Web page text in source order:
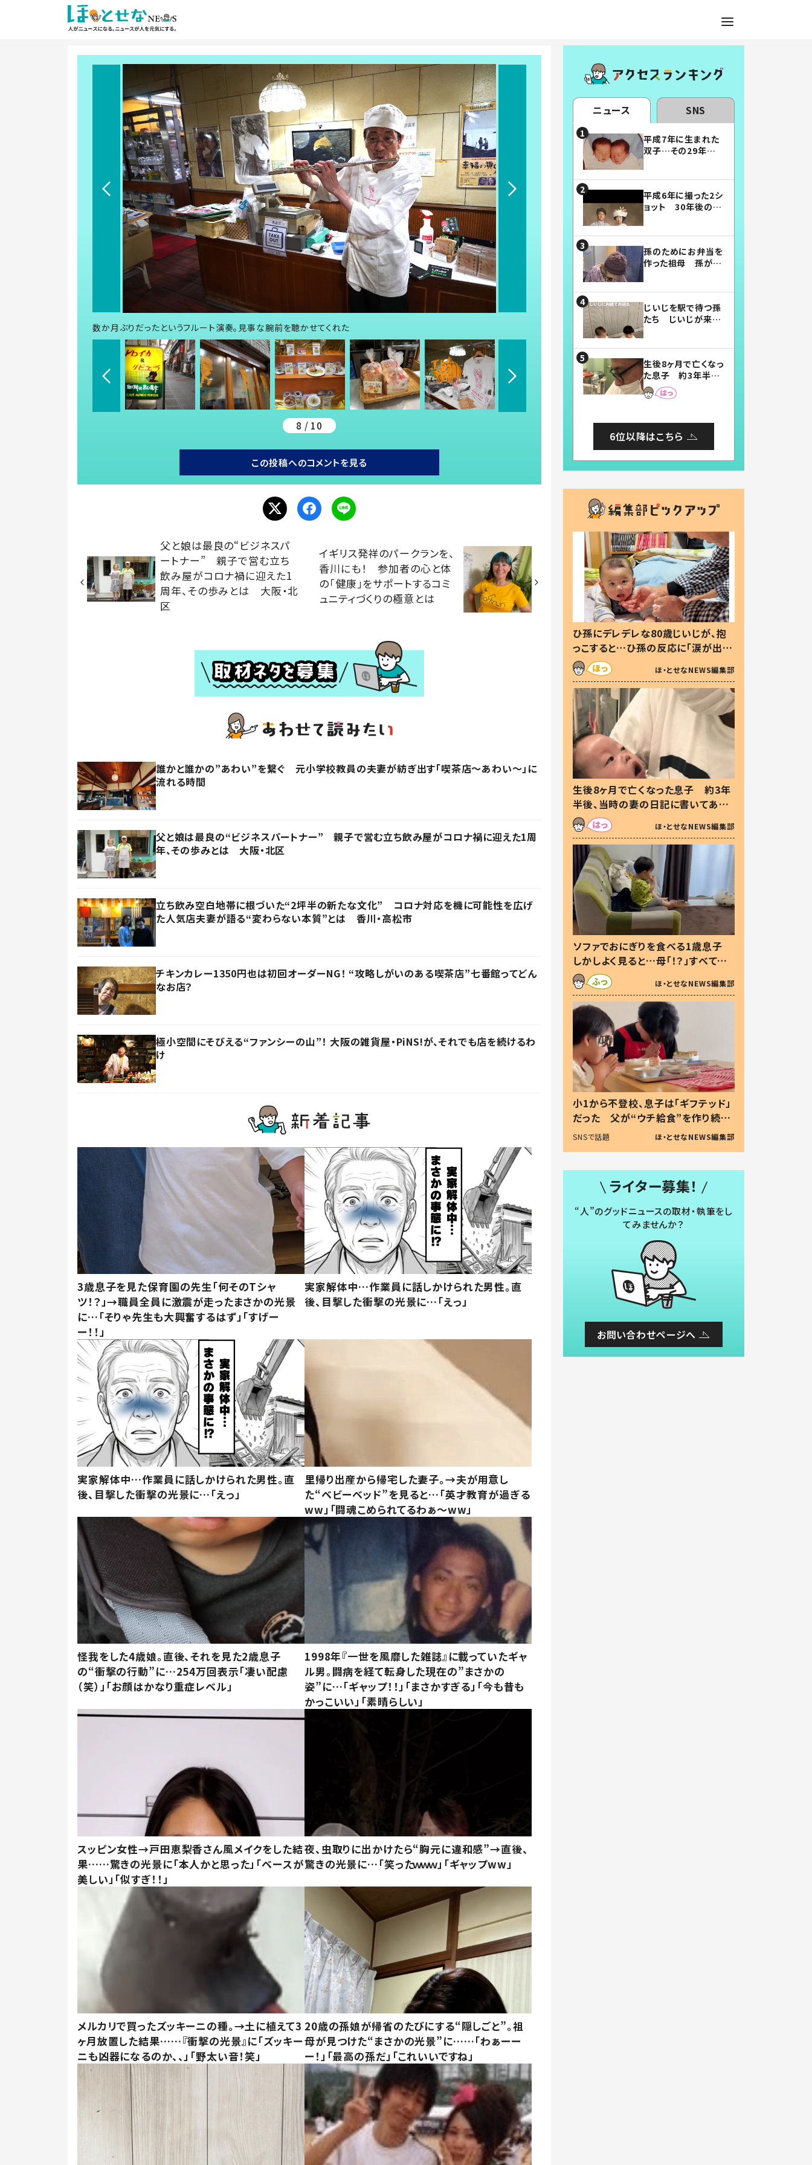
数か月ぶりだったというフルート演奏。見事な腕前を聴かせてくれた
8 / 10
この投稿へのコメントを見る
父と娘は最良の“ビジネスパ
ートナー” 親子で営む立ち
飲み屋がコロナ禍に迎えた1
周年、その歩みとは 大阪・北
区
イギリス発祥のパークランを、
香川にも！ 参加者の心と体
の「健康」をサポートするコミ
ュニティづくりの極意とは
誰かと誰かの”あわい”を繋ぐ 元小学校教員の夫妻が紡ぎ出す「喫茶店～あわい～」に
流れる時間
父と娘は最良の“ビジネスパートナー” 親子で営む立ち飲み屋がコロナ禍に迎えた1周
年、その歩みとは 大阪・北区
立ち飲み空白地帯に根づいた“2坪半の新たな文化” コロナ対応を機に可能性を広げ
た人気店夫妻が語る“変わらない本質”とは 香川・高松市
チキンカレー1350円也は初回オーダーNG！ “攻略しがいのある喫茶店”七番館ってどん
なお店？
極小空間にそびえる“ファンシーの山”！ 大阪の雑貨屋・PiNS!が、それでも店を続けるわ
け
3歳息子を見た保育園の先生「何そのTシャ
ツ！？」→職員全員に激震が走ったまさかの光景
に…「そりゃ先生も大興奮するはず」「すげー
ー！！」
実家解体中…作業員に話しかけられた男性。直
後、目撃した衝撃の光景に…「えっ」
実家解体中…作業員に話しかけられた男性。直
後、目撃した衝撃の光景に…「えっ」
里帰り出産から帰宅した妻子。→夫が用意し
た“ベビーベッド”を見ると…「英才教育が過ぎる
ww」「闘魂こめられてるわぁ～ww」
怪我をした4歳娘。直後、それを見た2歳息子
の“衝撃の行動”に…254万回表示「凄い配慮
（笑）」「お顔はかなり重症レベル」
1998年『一世を風靡した雑誌』に載っていたギャ
ル男。闘病を経て転身した現在の”まさかの
姿”に…「ギャップ！！」「まさかすぎる」「今も昔も
かっこいい」「素晴らしい」
スッピン女性→戸田恵梨香さん風メイクをした結
果……驚きの光景に「本人かと思った」「ベースが
美しい」「似すぎ！！」
夜、虫取りに出かけたら“胸元に違和感”→直後、
驚きの光景に…「笑ったｗｗｗ」「ギャップww」
メルカリで買ったズッキーニの種。→土に植えて3
ヶ月放置した結果……『衝撃の光景』に「ズッキー
ニも凶器になるのか、、」「野太い音！笑」
20歳の孫娘が帰省のたびにする“隠しごと”。祖
母が見つけた“まさかの光景”に……「わぁーー
ー！」「最高の孫だ」「これいいですね」
ニュース SNS
平成7年に生まれた
双子…その29年後
平成6年に撮った2シ
ョット 30年後の姿
孫のためにお弁当を
作った祖母 孫が絶
じいじを駅で待つ孫
たち じいじが来た
まらない」「幸せにな
れる」
生後8ヶ月で亡くなっ
た息子 約3年半
後、当時の妻の日記
に書いてあった本音
6位以降はこちら
ひ孫にデレデレな80歳じいじが、抱
っこすると…ひ孫の反応に「涙が出ま
した」「可愛くて仕方ない」
ほ・とせなNEWS編集部
生後8ヶ月で亡くなった息子 約3年
半後、当時の妻の日記に書いてあっ
た本音とは
ほ・とせなNEWS編集部
ソファでおにぎりを食べる1歳息子
しかしよく見ると…母「！？」すべてを
察した母の投稿に「可愛いから許
す！」「現行犯〜」
ほ・とせなNEWS編集部
小1から不登校、息子は「ギフテッド」
だった 父が“ウチ給食”を作り続け
る理由とは #令和の親 #令和の子
SNSで話題 ほ・とせなNEWS編集部
ライター募集！
“人”のグッドニュースの取材・執筆をし
てみませんか？
お問い合わせページへ